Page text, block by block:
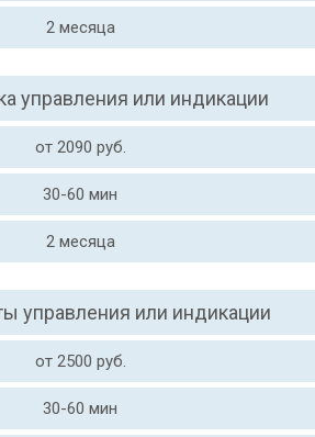
2 месяца
управления или индикации
от 2090 руб.
30-60 мин
2 месяца
управления или индикации
от 2500 руб.
30-60 мин